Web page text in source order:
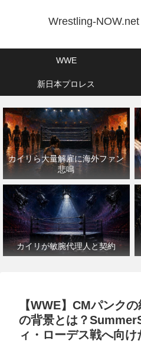
Wrestling-
WWE
新日本プロレス
カイリら大量解雇に海外ファン
悲鳴
カイリが敏腕代理人と契約
【WWE】CMパンク
の背景とは？
ィ・ローデス戦へ向け